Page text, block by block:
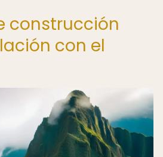
construcción
con el